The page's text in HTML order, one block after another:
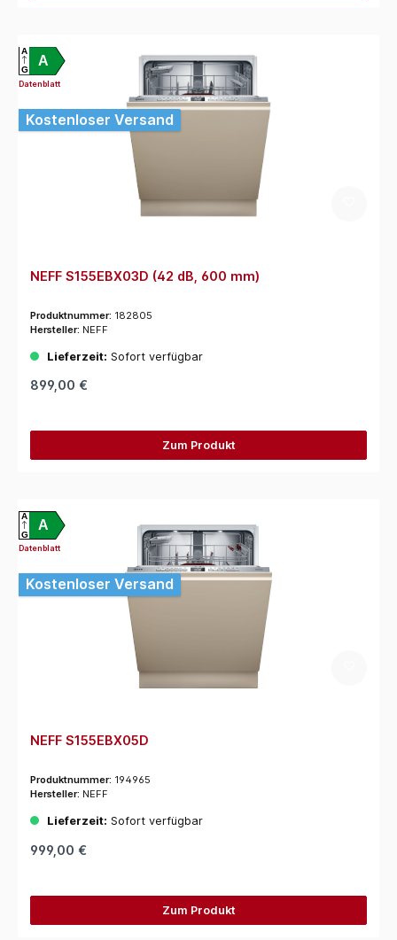
A
A
G
Datenblatt
Kostenloser Versand
NEFF S155EBX03D (42 dB, 600 mm)
Produktnummer: 182805
Hersteller: NEFF
Lieferzeit: Sofort verfügbar
899,00 €
Zum Produkt
A
A
G
Datenblatt
Kostenloser Versand
NEFF S155EBX05D
Produktnummer: 194965
Hersteller: NEFF
Lieferzeit: Sofort verfügbar
999,00 €
Zum Produkt